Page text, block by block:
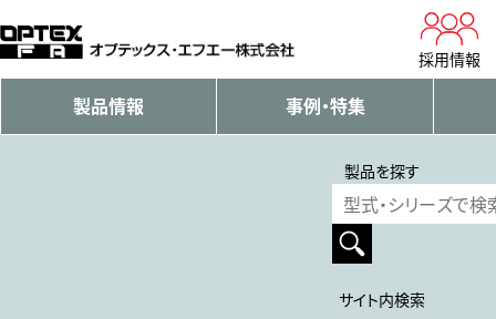
採用情報
製品情報 事例・特集
製品を探す
サイト内検索